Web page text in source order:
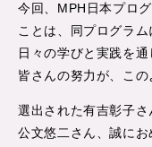
今回、MPH日本プロ
ことは、同プログラ
日々の学びと実践を
皆さんの努力が、この
選出された有吉彰子さ
公文悠二さん、誠にお